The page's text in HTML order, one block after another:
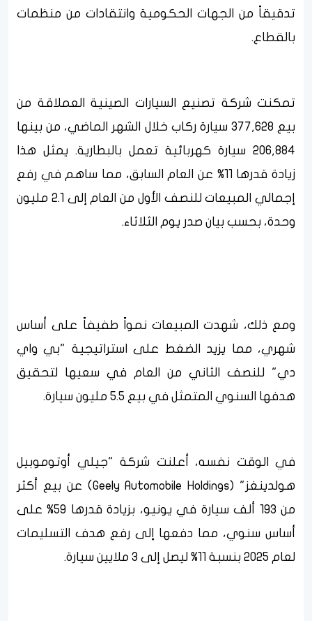
تدقيقاً من الجهات الحكومية وانتقادات من منظمات
بالقطاع.
تمكنت شركة تصنيع السيارات الصينية العملاقة من
بيع 377,628 سيارة ركاب خلال الشهر الماضي، من بينها
206,884 سيارة كهربائية تعمل بالبطارية. يمثل هذا
زيادة قدرها 11% عن العام السابق، مما ساهم في رفع
إجمالي المبيعات للنصف الأول من العام إلى 2.1 مليون
وحدة، بحسب بيان صدر يوم الثلاثاء.
ومع ذلك، شهدت المبيعات نمواً طفيفاً على أساس
شهري، مما يزيد الضغط على استراتيجية "بي واي
دي" للنصف الثاني من العام في سعيها لتحقيق
هدفها السنوي المتمثل في بيع 5.5 مليون سيارة.
في الوقت نفسه، أعلنت شركة "جيلي أوتوموبيل
هولدينغز" (Geely Automobile Holdings) عن بيع أكثر
من 193 ألف سيارة في يونيو، بزيادة قدرها 59% على
أساس سنوي، مما دفعها إلى رفع هدف التسليمات
لعام 2025 بنسبة 11% ليصل إلى 3 ملايين سيارة.